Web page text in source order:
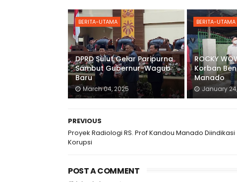
BERITA-UTAMA
DPRD Sulut Gelar Paripurna
Sambut Gubernur-Wagub
Baru
March 04, 2025
BERITA-UTAMA
ROCKY
Korban
Manado
January
PREVIOUS
Proyek Radiologi RS. Prof Kandou Manado Diindikasi
Korupsi
POST A COMMENT